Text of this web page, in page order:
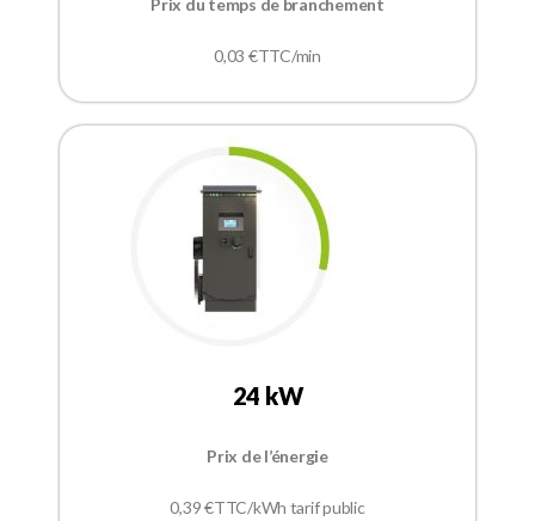
0,03 €TTC/min
24 kW
Prix de l’énergie
0,39€TTC/kWh tarif public